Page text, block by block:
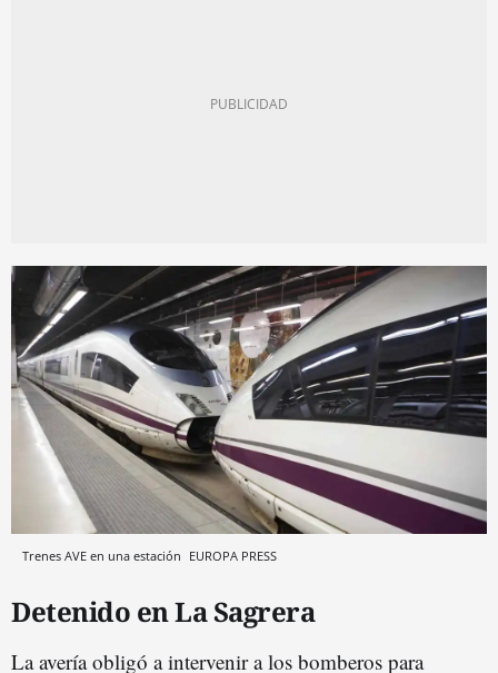
Trenes AVE en una estación EUROPA PRESS
Detenido en La Sagrera
La avería obligó a intervenir a los bomberos para